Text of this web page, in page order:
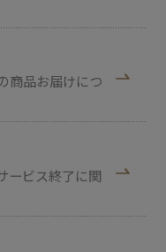
商品お届けにつ
ービス終了に関